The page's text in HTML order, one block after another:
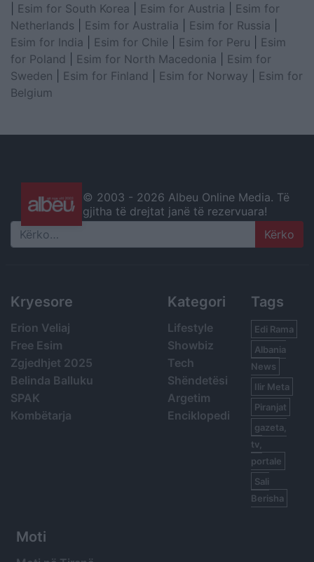
Esim for South Korea Esim for Austria
Esim for
Netherlands
Esim for Australia Esim for Russia
Esim for India
Esim for Chile Esim for Peru
Esim
for Poland
Esim for North Macedonia
Esim for
Sweden
Esim for Finland Esim for Norway
Esim for
Belgium
© 2003 - 2026 Albeu Online Media. Të
gjitha të drejtat janë të rezervuara!
Search
Kryesore
Erion Veliaj
Free Esim
Zgjedhjet 2025
Belinda Balluku
SPAK
Kombëtarja
Kategori
Lifestyle
Showbiz
Tech
Shëndetësi
Argetim
Enciklopedi
Tags
Edi Rama
Albania
News
Ilir Meta
Piranjat
gazeta,
tv,
portale
Sali
Berisha
Moti